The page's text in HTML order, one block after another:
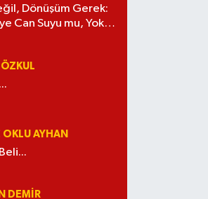
Dönüşüm Gerek:
Can Suyu mu, Yoksa
AYHAN
DEMİR